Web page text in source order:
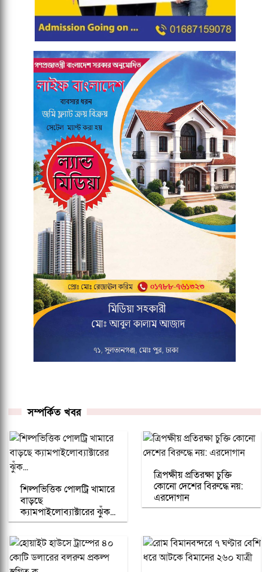
সম্পর্কিত খবর
শিল্পভিত্তিক পোলট্রি খামারে
বাড়ছে
ক্যামপাইলোব্যাক্টারের ঝুঁক...
ত্রিপক্ষীয় প্রতিরক্ষা চুক্তি
কোনো দেশের বিরুদ্ধে নয়:
এরদোগান